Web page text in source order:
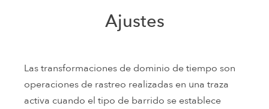
Ajustes
Las transformaciones de dominio de tiempo son
operaciones de rastreo realizadas en una traza
activa cuando el tipo de barrido se establece